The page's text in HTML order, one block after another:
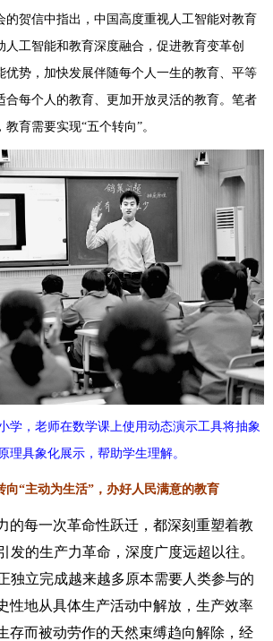
的贺信中指出，中国高度重视人工智能对教育
人工智能和教育深度融合，促进教育变革创
优势，加快发展伴随每个人一生的教育、平等
合每个人的教育、更加开放灵活的教育。笔者
育需要实现“五个转向”。
学，老师在数学课上使用动态演示工具将抽象
理具象化展示，帮助学生理解。
“主动为生活”，办好人民满意的教育
每一次革命性跃迁，都深刻重塑着教
发的生产力革命，深度广度远超以往。
独立完成越来越多原本需要人类参与的
性地从具体生产活动中解放，生产效率
存而被动劳作的天然束缚趋向解除，经